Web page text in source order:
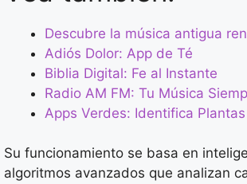
Descubre la música antigua
Adiós Dolor: App de Té
Biblia Digital: Fe al Instante
Radio AM FM: Tu Música
Apps Verdes: Identifica
Su funcionamiento se basa en
algoritmos avanzados que analizan